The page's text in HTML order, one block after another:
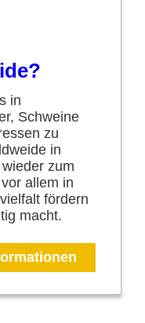
in
Schweine
zu
in
zum
allem in
fördern
macht.